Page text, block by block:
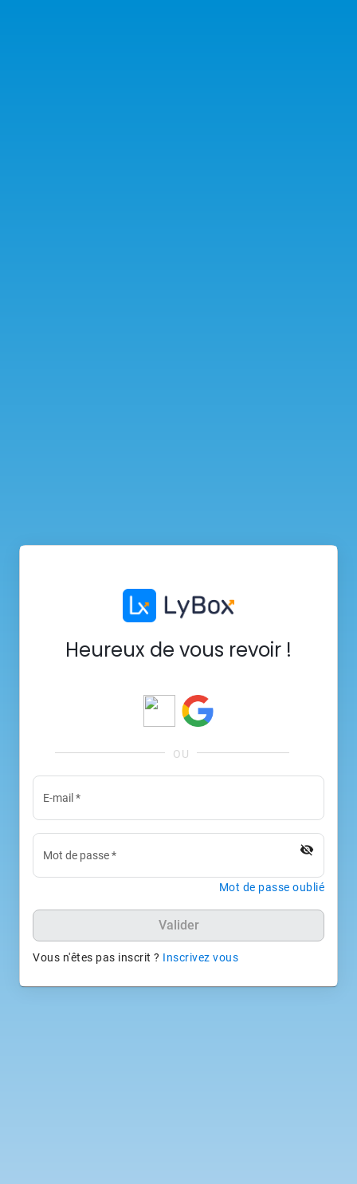
Heureux de vous revoir !
E-mail *
Mot de passe* visibility_off
Mot de passe oublié
Valider
Vous n'êtes pas inscrit ? Inscrivez vous